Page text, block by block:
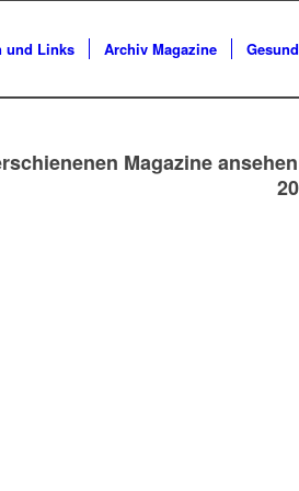
und Links Archiv Magazine
Magazine